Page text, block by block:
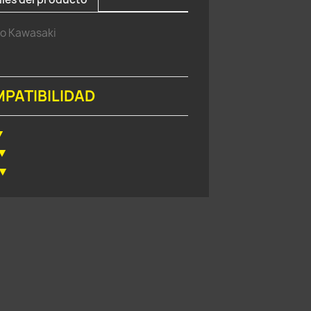
Kawasaki